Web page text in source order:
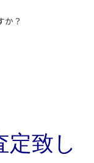
か？
定致し